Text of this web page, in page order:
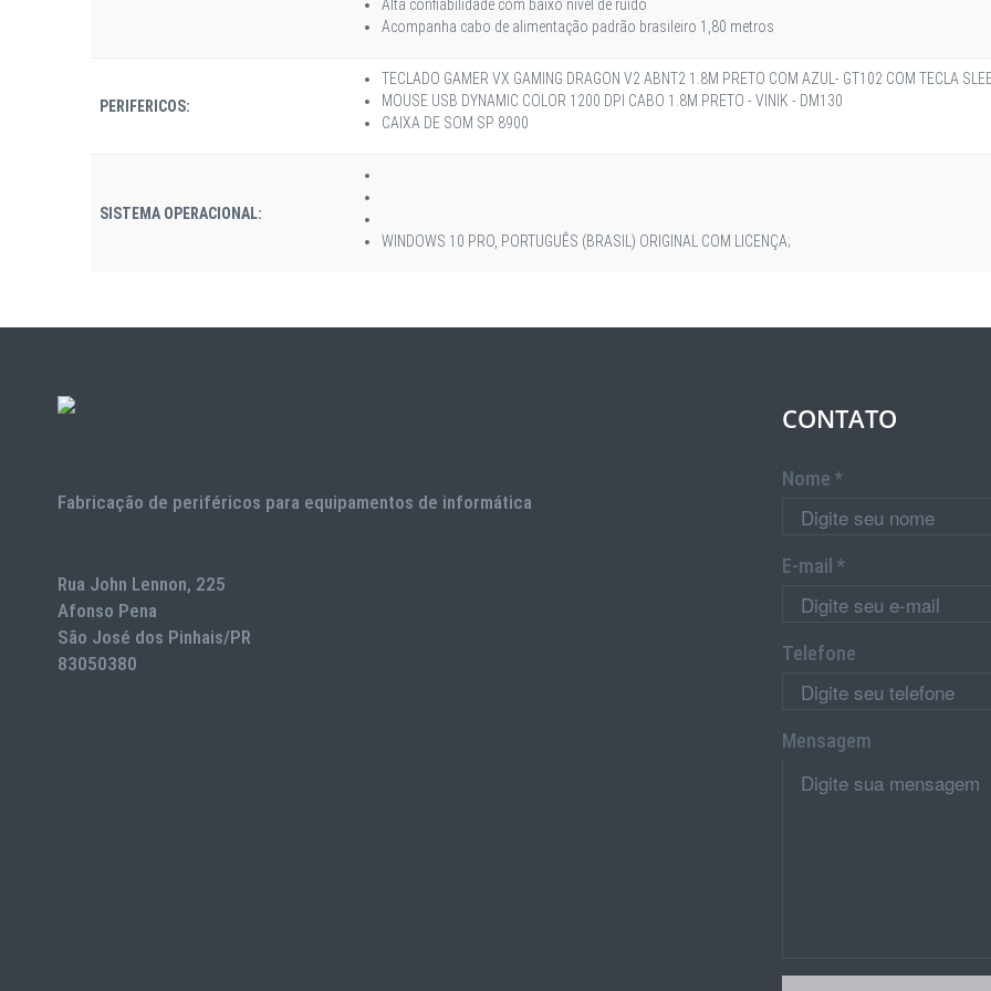
Alta confiabilidade com baixo nível de ruído
Acompanha cabo de alimentação padrão brasileiro 1,80 metros
PERIFERICOS:
TECLADO GAMER VX GAMING DRAGON V2 ABNT2 1.8M PRETO COM AZUL- GT102 COM TECLA
MOUSE USB DYNAMIC COLOR 1200 DPI CABO 1.8M PRETO - VINIK - DM130
CAIXA DE SOM SP 8900
SISTEMA OPERACIONAL:
WINDOWS 10 PRO, PORTUGUÊS (BRASIL) ORIGINAL COM LICENÇA;
Fabricação de periféricos para equipamentos de informática
Rua John Lennon, 225
Afonso Pena
São José dos Pinhais/PR
83050380
CONTATO
Nome *
E-mail *
Telefone
Mensagem